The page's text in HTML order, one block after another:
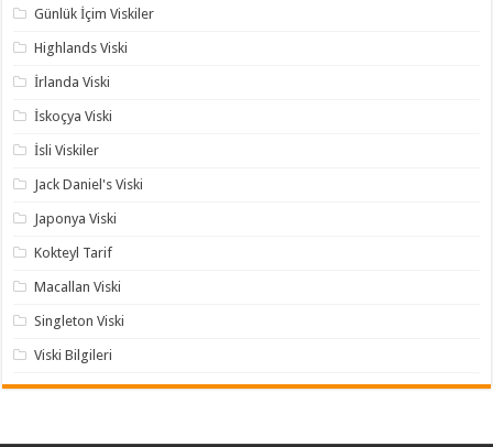
Günlük İçim Viskiler
Highlands Viski
İrlanda Viski
İskoçya Viski
İsli Viskiler
Jack Daniel's Viski
Japonya Viski
Kokteyl Tarif
Macallan Viski
Singleton Viski
Viski Bilgileri